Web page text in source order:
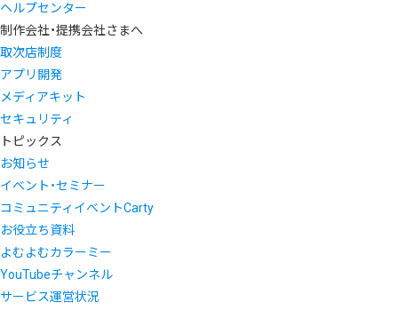
ヘルプセンター
制作会社・提携会社さまへ
取次店制度
アプリ開発
メディアキット
セキュリティ
トピックス
お知らせ
イベント・セミナー
コミュニティイベントCarty
お役立ち資料
よむよむカラーミー
YouTubeチャンネル
サービス運営状況